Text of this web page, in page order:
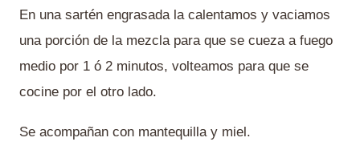
En una sartén engrasada la calentamos y vaciamos
una porción de la mezcla para que se cueza a fuego
medio por 1 ó 2 minutos, volteamos para que se
cocine por el otro lado.
Se acompañan con mantequilla y miel.